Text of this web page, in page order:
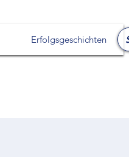
Erfolgsgeschichten